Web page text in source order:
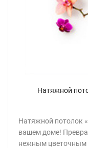
Натяжной
Натяжной потолок
вашем доме!
нежным цветочным